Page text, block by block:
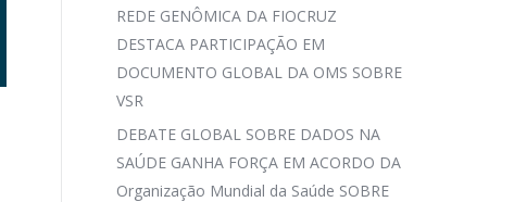
REDE GENÔMICA DA FIOCRUZ
DESTACA PARTICIPAÇÃO EM
DOCUMENTO GLOBAL DA OMS SOBRE
VSR
DEBATE GLOBAL SOBRE DADOS NA
SAÚDE GANHA FORÇA EM ACORDO DA
Organização Mundial da Saúde SOBRE